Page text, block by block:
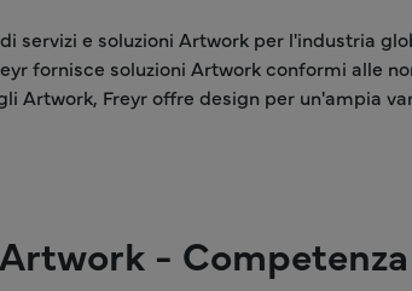
servizi e soluzioni Artwork per l'industria
fornisce soluzioni Artwork conformi alle
Artwork, Freyr offre design per un'ampia
- Competenza